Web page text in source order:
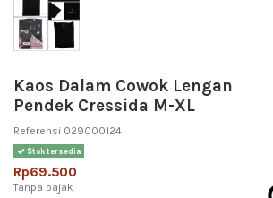
Kaos Dalam Cowok Lengan
Pendek Cressida M-XL
Referensi 029000124
Stok tersedia
Rp69.500
Tanpa pajak